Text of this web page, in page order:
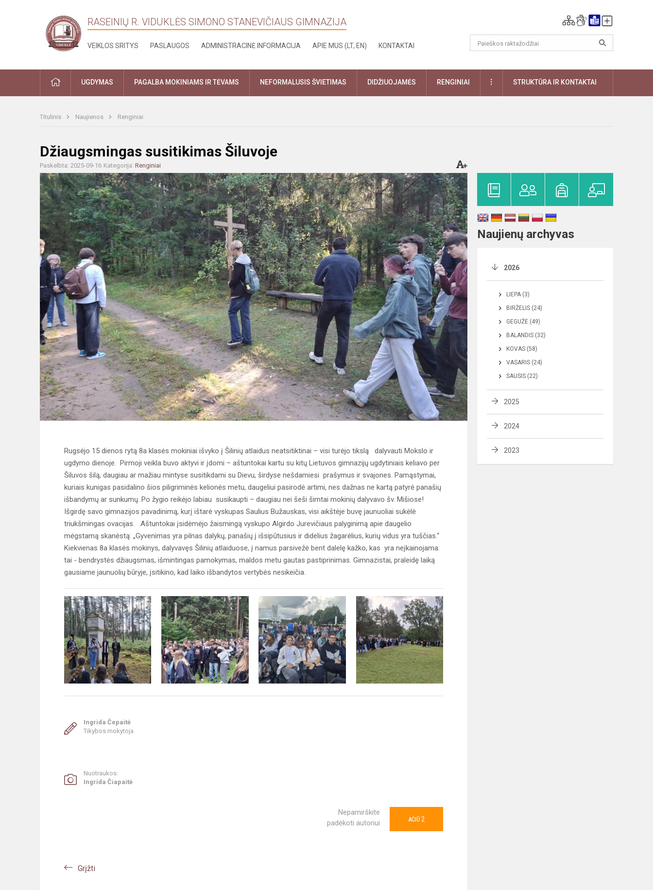
RASEINIŲ R. VIDUKLĖS SIMONO STANEVIČIAUS GIMNAZIJA
VEIKLOS SRITYS PASLAUGOS ADMINISTRACINĖ INFORMACIJA APIE MUS (LT, EN) KONTAKTAI
PRADŽIAUGDYMAS PAGALBA MOKINIAMS IR TĖVAMS NEFORMALUSIS ŠVIETIMAS DIDŽIUOJAMĖS RENGINIAI DAUGIAUSTRUKTŪRA IR KONTAKTAI
Titulinis Naujienos Renginiai
Džiaugsmingas susitikimas Šiluvoje
Paskelbta: 2025-09-16 Kategorija: Renginiai
Rugsėjo 15 dienos rytą 8a klasės mokiniai išvyko į Šilinių atlaidus neatsitiktinai – visi turėjo tikslą dalyvauti Mokslo ir
ugdymo dienoje. Pirmoji veikla buvo aktyvi ir įdomi – aštuntokai kartu su kitų Lietuvos gimnazijų ugdytiniais keliavo per
Šiluvos šilą, daugiau ar mažiau mintyse susitikdami su Dievu, širdyse nešdamiesi prašymus ir svajones. Pamąstymai,
kuriais kunigas pasidalino šios piligriminės kelionės metu, daugeliui pasirodė artimi, nes dažnas ne kartą patyrė panašių
išbandymų ar sunkumų. Po žygio reikėjo labiau susikaupti – daugiau nei šeši šimtai mokinių dalyvavo šv. Mišiose!
Išgirdę savo gimnazijos pavadinimą, kurį ištarė vyskupas Saulius Bužauskas, visi aikštėje buvę jaunuoliai sukėlė
triukšmingas ovacijas. Aštuntokai įsidėmėjo žaismingą vyskupo Algirdo Jurevičiaus palyginimą apie daugelio
mėgstamą skanėstą: „Gyvenimas yra pilnas dalykų, panašių į išsipūtusius ir didelius žagarėlius, kurių vidus yra tuščias.“
Kiekvienas 8a klasės mokinys, dalyvavęs Šilinių atlaiduose, į namus parsivežė bent dalelę kažko, kas yra neįkainojama:
tai - bendrystės džiaugsmas, išmintingas pamokymas, maldos metu gautas pastiprinimas. Gimnazistai, praleidę laiką
gausiame jaunuolių būryje, įsitikino, kad laiko išbandytos vertybės nesikeičia.
Ingrida Čepaitė
Tikybos mokytoja
Nuotraukos:
Ingrida Čiapaitė
Nepamirškite
padėkoti autoriui
AČIŪ 2
Grįžti
Naujienų archyvas
2026
LIEPA (3)
BIRŽELIS (24)
GEGUŽĖ (49)
BALANDIS (32)
KOVAS (58)
VASARIS (24)
SAUSIS (22)
2025
2024
2023